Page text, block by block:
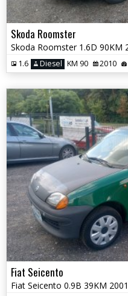
Skoda Roomster
1.6 Diesel KM 90 2010
Fiat Seicento